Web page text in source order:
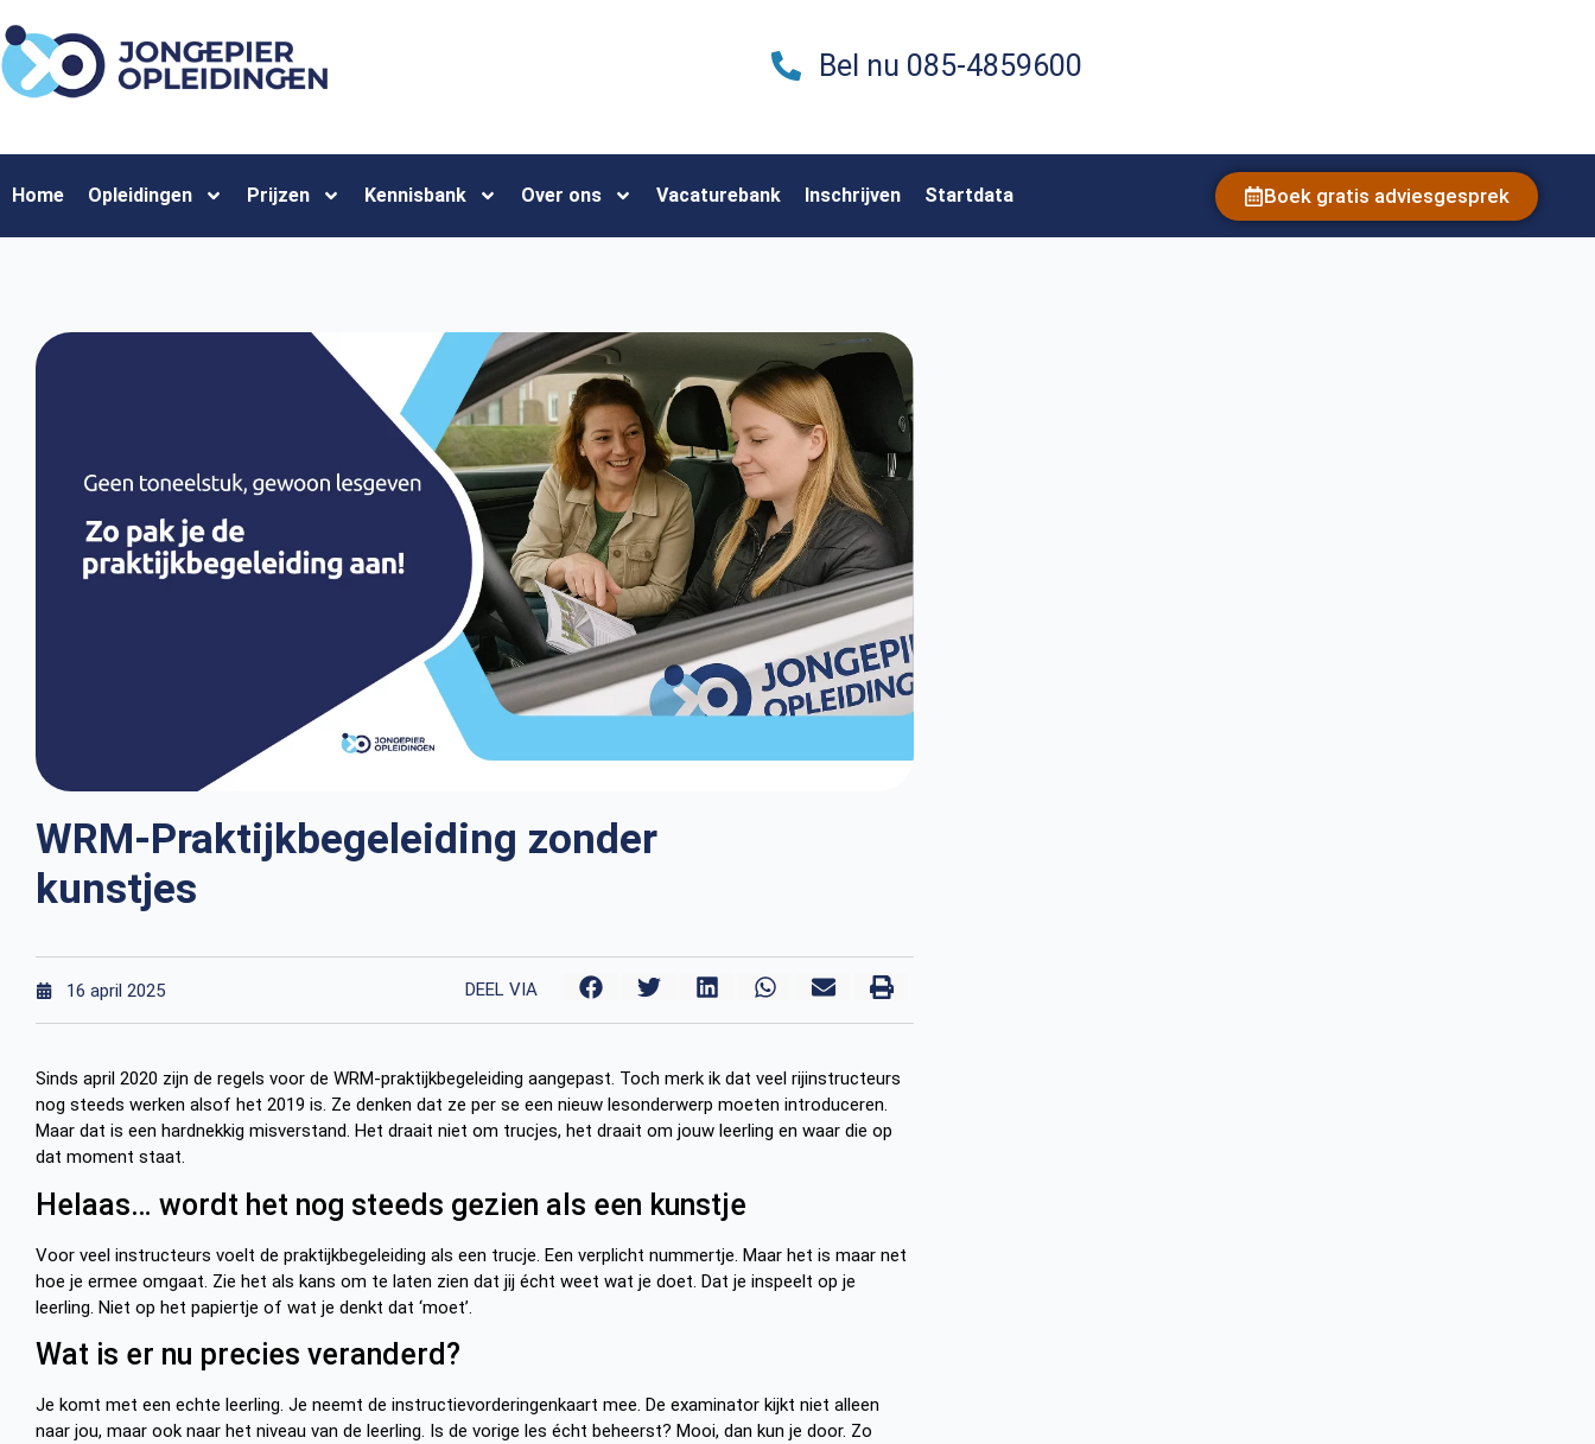
Bel nu 085-4859600
Home Opleidingen Prijzen Kennisbank Over ons Vacaturebank Inschrijven Startdata Boek gratis adviesgesprek
WRM-Praktijkbegeleiding zonder
kunstjes
16 april 2025 DEEL VIA
Sinds april 2020 zijn de regels voor de WRM-praktijkbegeleiding aangepast. Toch merk ik dat veel rijinstructeurs
nog steeds werken alsof het 2019 is. Ze denken dat ze per se een nieuw lesonderwerp moeten introduceren.
Maar dat is een hardnekkig misverstand. Het draait niet om trucjes, het draait om jouw leerling en waar die op
dat moment staat.
Helaas… wordt het nog steeds gezien als een kunstje
Voor veel instructeurs voelt de praktijkbegeleiding als een trucje. Een verplicht nummertje. Maar het is maar net
hoe je ermee omgaat. Zie het als kans om te laten zien dat jij écht weet wat je doet. Dat je inspeelt op je
leerling. Niet op het papiertje of wat je denkt dat ‘moet’.
Wat is er nu precies veranderd?
Je komt met een echte leerling. Je neemt de instructievorderingenkaart mee. De examinator kijkt niet alleen
naar jou, maar ook naar het niveau van de leerling. Is de vorige les écht beheerst? Mooi, dan kun je door. Zo